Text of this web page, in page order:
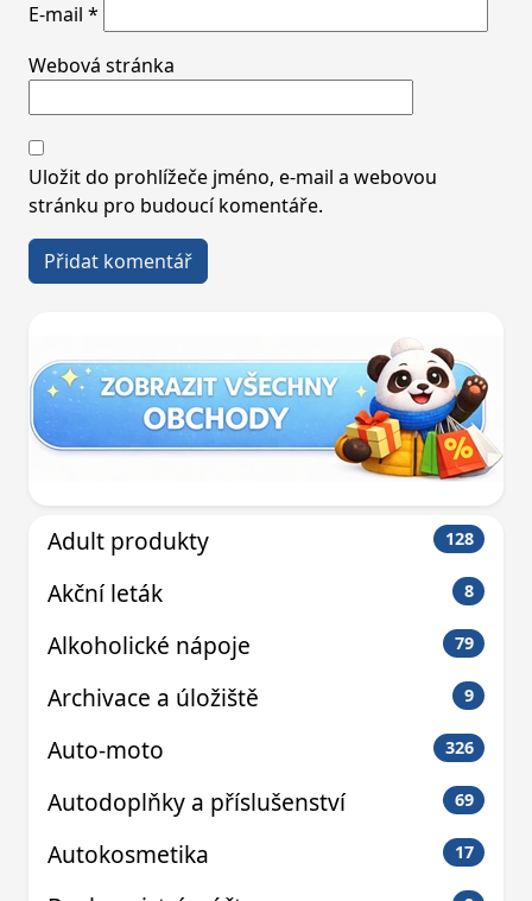
E-mail *
Webová stránka
Uložit do prohlížeče jméno, e-mail a webovou
stránku pro budoucí komentáře.
Adult produkty 128
Akční leták 8
Alkoholické nápoje 79
Archivace a úložiště 9
Auto-moto 326
Autodoplňky a příslušenství 69
Autokosmetika 17